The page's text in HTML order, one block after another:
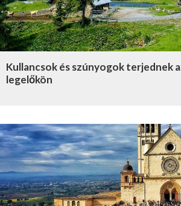
Kullancsok és szúnyogok terjednek
legelőkön